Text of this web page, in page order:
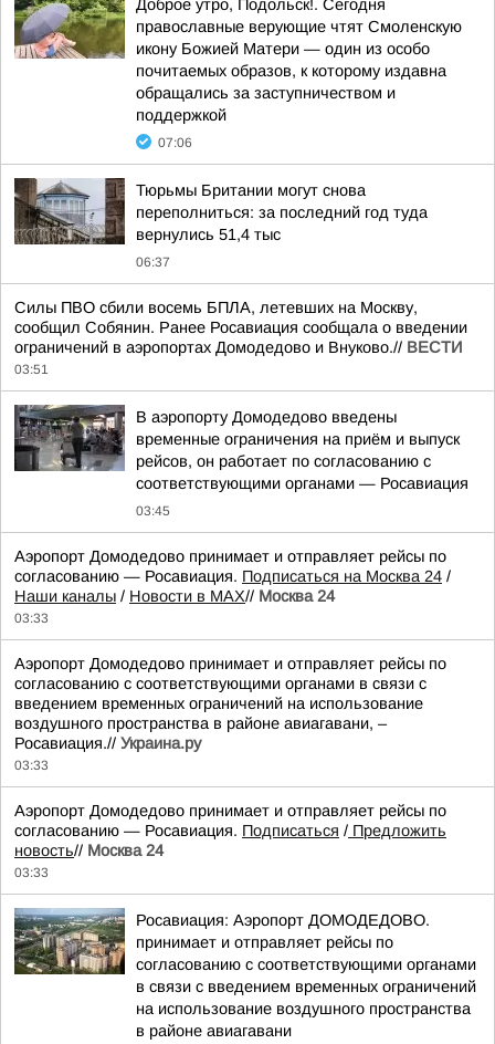
Доброе утро, Подольск!. Сегодня
православные верующие чтят Смоленскую
икону Божией Матери — один из особо
почитаемых образов, к которому издавна
обращались за заступничеством и
поддержкой
07:06
Тюрьмы Британии могут снова
переполниться: за последний год туда
вернулись 51,4 тыс
06:37
Силы ПВО сбили восемь БПЛА, летевших на Москву,
сообщил Собянин. Ранее Росавиация сообщала о введении
ограничений в аэропортах Домодедово и Внуково.// ВЕСТИ
03:51
В аэропорту Домодедово введены
временные ограничения на приём и выпуск
рейсов, он работает по согласованию с
соответствующими органами — Росавиация
03:45
Аэропорт Домодедово принимает и отправляет рейсы по
согласованию — Росавиация. Подписаться на Москва 24 /
Наши каналы / Новости в MAX// Москва 24
03:33
Аэропорт Домодедово принимает и отправляет рейсы по
согласованию с соответствующими органами в связи с
введением временных ограничений на использование
воздушного пространства в районе авиагавани, –
Росавиация.// Украина.ру
03:33
Аэропорт Домодедово принимает и отправляет рейсы по
согласованию — Росавиация. Подписаться / Предложить
новость// Москва 24
03:33
Росавиация: Аэропорт ДОМОДЕДОВО.
принимает и отправляет рейсы по
согласованию с соответствующими органами
в связи с введением временных ограничений
на использование воздушного пространства
в районе авиагавани